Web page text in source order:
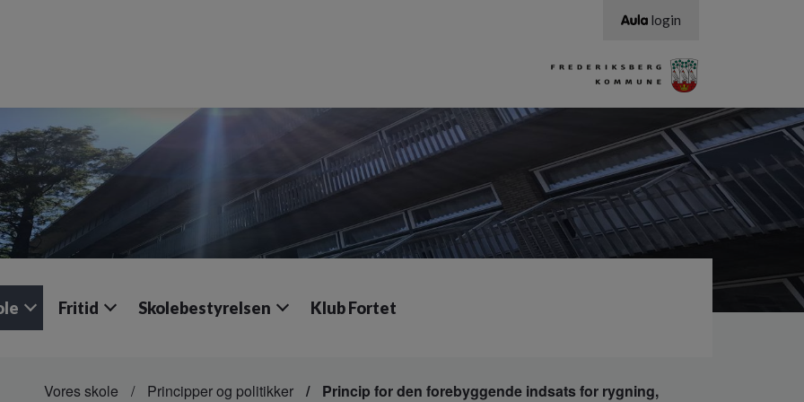
login
Fritid Skolebestyrelsen Klub Fortet
Vores skole Principper og politikker
Princip for den forebyggende indsats for rygning,